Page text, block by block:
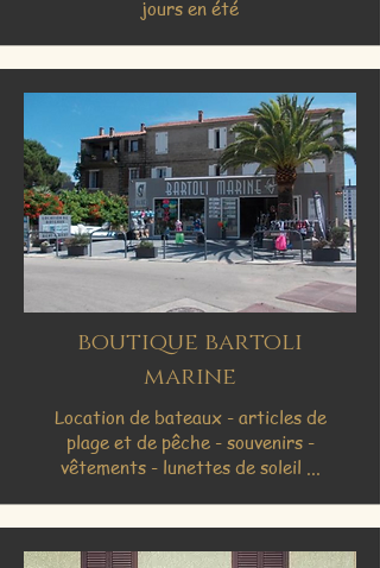
jours en été
boutique bartoli
marine
Location de bateaux - articles de
plage et de pêche - souvenirs -
vêtements - lunettes de soleil ...